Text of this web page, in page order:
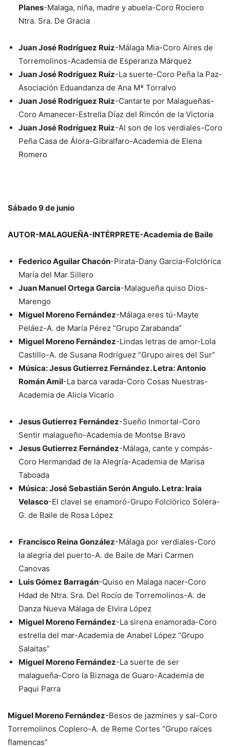
Planes-Malaga, niña, madre y abuela-Coro Rociero
Ntra. Sra. De Gracia
Juan José Rodríguez Ruiz-Málaga Mia-Coro Aires de
Torremolinos-Academia de Esperanza Márquez
Juan José Rodríguez Ruiz-La suerte-Coro Peña la Paz-
Asociación Eduandanza de Ana Mª Torralvo
Juan José Rodríguez Ruiz-Cantarte por Malagueñas-
Coro Amanecer-Estrella Díaz del Rincón de la Victoria
Juan José Rodríguez Ruiz-Al son de los verdiales-Coro
Peña Casa de Álora-Gibralfaro-Academia de Elena
Romero
Sábado 9 de junio
AUTOR-MALAGUEÑA-INTÉRPRETE-Academia de Baile
Federico Aguilar Chacón-Pirata-Dany Garcia-Folclórica
María del Mar Sillero
Juan Manuel Ortega Garcia-Malagueña quiso Dios-
Marengo
Miguel Moreno Fernández-Málaga eres tú-Mayte
Peláez-A. de María Pérez “Grupo Zarabanda”
Miguel Moreno Fernández-Lindas letras de amor-Lola
Castillo-A. de Susana Rodríguez “Grupo aires del Sur”
Música: Jesus Gutierrez Fernández. Letra: Antonio
Román Amil-La barca varada-Coro Cosas Nuestras-
Academia de Alicia Vicario
Jesus Gutierrez Fernández-Sueño Inmortal-Coro
Sentir malagueño-Academia de Montse Bravo
Jesus Gutierrez Fernández-Málaga, cante y compás-
Coro Hermandad de la Alegría-Academia de Marisa
Taboada
Música: José Sebastián Serón Angulo. Letra: Iraia
Velasco-El clavel se enamoró-Grupo Folclórico Solera-
G. de Baile de Rosa López
Francisco Reina González-Málaga por verdiales-Coro
la alegría del puerto-A. de Baile de Mari Carmen
Canovas
Luis Gómez Barragán-Quiso en Malaga nacer-Coro
Hdad de Ntra. Sra. Del Rocío de Torremolinos-A. de
Danza Nueva Málaga de Elvira López
Miguel Moreno Fernández-La sirena enamorada-Coro
estrella del mar-Academia de Anabel López “Grupo
Salaitas”
Miguel Moreno Fernández-La suerte de ser
malagueña-Coro la Biznaga de Guaro-Academia de
Paqui Parra
Miguel Moreno Fernández-Besos de jazmines y sal-Coro
Torremolinos Coplero-A. de Reme Cortes “Grupo raíces
flamencas”